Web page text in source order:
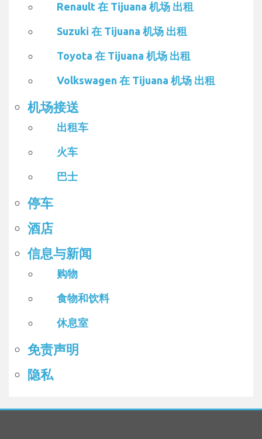
Renault 在 Tijuana 机场 出租
Suzuki 在 Tijuana 机场 出租
Toyota 在 Tijuana 机场 出租
Volkswagen 在 Tijuana 机场 出租
机场接送
出租车
火车
巴士
停车
酒店
信息与新闻
购物
食物和饮料
休息室
免责声明
隐私